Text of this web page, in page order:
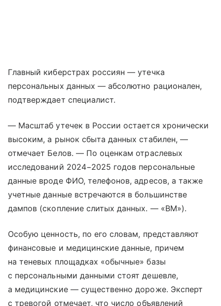
Главный киберстрах россиян — утечка
персональных данных — абсолютно рационален,
подтверждает специалист.
— Масштаб утечек в России остается хронически
высоким, а рынок сбыта данных стабилен, —
отмечает Белов. — По оценкам отраслевых
исследований 2024−2025 годов персональные
данные вроде ФИО, телефонов, адресов, а также
учетные данные встречаются в большинстве
дампов (скопление слитых данных. — «ВМ»).
Особую ценность, по его словам, представляют
финансовые и медицинские данные, причем
на теневых площадках «обычные» базы
с персональными данными стоят дешевле,
а медицинские — существенно дороже. Эксперт
с тревогой отмечает, что число объявлений